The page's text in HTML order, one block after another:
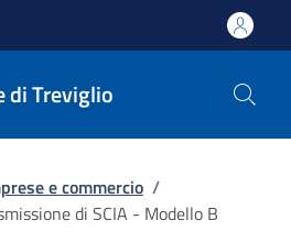
di Treviglio
e commercio /
di SCIA - Modello B